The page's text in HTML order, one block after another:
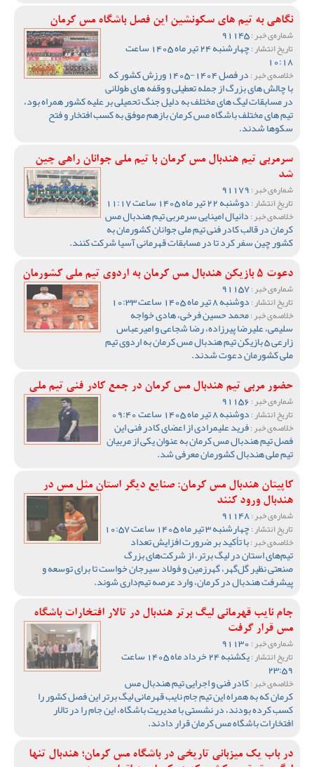
نگاهی به تیم های سکونشین این فصل باشگاه مس کرمان
شماره‌ی خبر :
تاریخ انتشار : چهارشنبه 24 تیر ماه 1405 ساعت
10:18
خلاصه‌ی خبر : در فصل 1404-1405 ورزش کشور که
با چالش های بزرگ از جمله تعطیلی و وقفه های طولانی
در مسابقات لیگ های مختلف به دلیل جنگ تحمیلی بر علیه کشور همراه بود،
تیم های مختلف باشگاه مس کرمان بازهم موفق به کسب افتخار و فتح
سکوها شدند.
سرمربی تیم هندبال مس کرمان با تیم ملی جوانان راهی چین
شد
شماره‌ی خبر :
تاریخ انتشار :دوشنبه 22 تیر ماه 1405 ساعت 11:17
خلاصه‌ی خبر :دانیال امینایی سرمربی تیم هندبال مس
کرمان در قالب کادر فنی تیم ملی جوانان کشورمان به
کشور چین سفر کرد تا در مسابقات قهرمانی آسیا شرکت کنند.
دعوت 5 بازیکن هندبال مس کرمان به اردوی تیم ملی کشورمان
شماره‌ی خبر :
تاریخ انتشار :دوشنبه 8 تیر ماه 1405 ساعت 10:33
خلاصه‌ی خبر :محمد حسین فرخی، هادی خواجه
سلیمی، علیرضا پیرزاده، رضا شجاعی و امیرعباس
زارعی 5 بازیکن تیم هندبال مس کرمان به اردوی تیم
ملی کشورمان دعوت شدند.
حضور مربی تیم هندبال مس کرمان در جمع کادر فنی تیم ملی
شماره‌ی خبر :
تاریخ انتشار :دوشنبه 8 تیر ماه 1405 ساعت 09:40
خلاصه‌ی خبر :فرید علیمرادی از اعضای کادر فنی این
فصل تیم هندبال مس کرمان به عنوان یکی از مربیان
تیم ملی هندبال کشورمان معرفی شد.
کاپیتان هندبال مس کرمان: صنایع دیگر استان مثل مس در
هندبال ورود کنند
شماره‌ی خبر :
تاریخ انتشار :چهارشنبه 3 تیر ماه 1405 ساعت 10:57
خلاصه‌ی خبر :با تأکید بر ضرورت افزایش تعداد
تیم‌های استان در لیگ برتر، از شرکت‌های بزرگ
صنعتی نظیر گل‌گهر، گهرزمین و فولاد سیرجان خواست تا برای توسعه و
پیشرفت هندبال در کرمان، وارد عرصه تیم‌داری شوند.
جام نایب قهرمانی لیگ برتر هندبال در تالار افتخارات باشگاه
مس قرار گرفت
شماره‌ی خبر :
تاریخ انتشار : یکشنبه 24 خرداد ماه 1405 ساعت
23:59
خلاصه‌ی خبر :کادر فنی و اجرایی تیم هندبال مس
کرمان که به همراه این تیم جام نایب قهرمانی لیگ برتر این فصل کشور را
کسب کرده بودند، در نشستی با مدیریت باشگاه، این جام را در تالار
افتخارات باشگاه مس کرمان قرار دادند.
در باب یک میزبانی تاریخی در باشگاه مس کرمان؛ هندبال تنها